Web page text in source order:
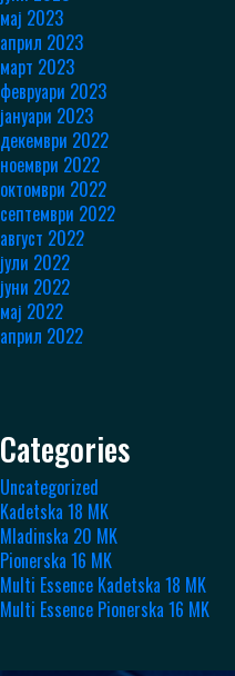
мај 2023
април 2023
март 2023
февруари 2023
јануари 2023
декември 2022
ноември 2022
октомври 2022
септември 2022
август 2022
јули 2022
јуни 2022
мај 2022
април 2022
Categories
Uncategorized
Kadetska 18 MK
Mladinska 20 MK
Pionerska 16 MK
Multi Essence Kadetska 18 MK
Multi Essence Pionerska 16 MK